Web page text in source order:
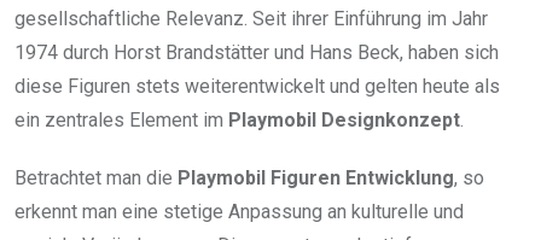
gesellschaftliche Relevanz. Seit ihrer Einführung im Jahr
1974 durch Horst Brandstätter und Hans Beck, haben sich
diese Figuren stets weiterentwickelt und gelten heute als
ein zentrales Element im Playmobil Designkonzept.
Betrachtet man die Playmobil Figuren Entwicklung, so
erkennt man eine stetige Anpassung an kulturelle und